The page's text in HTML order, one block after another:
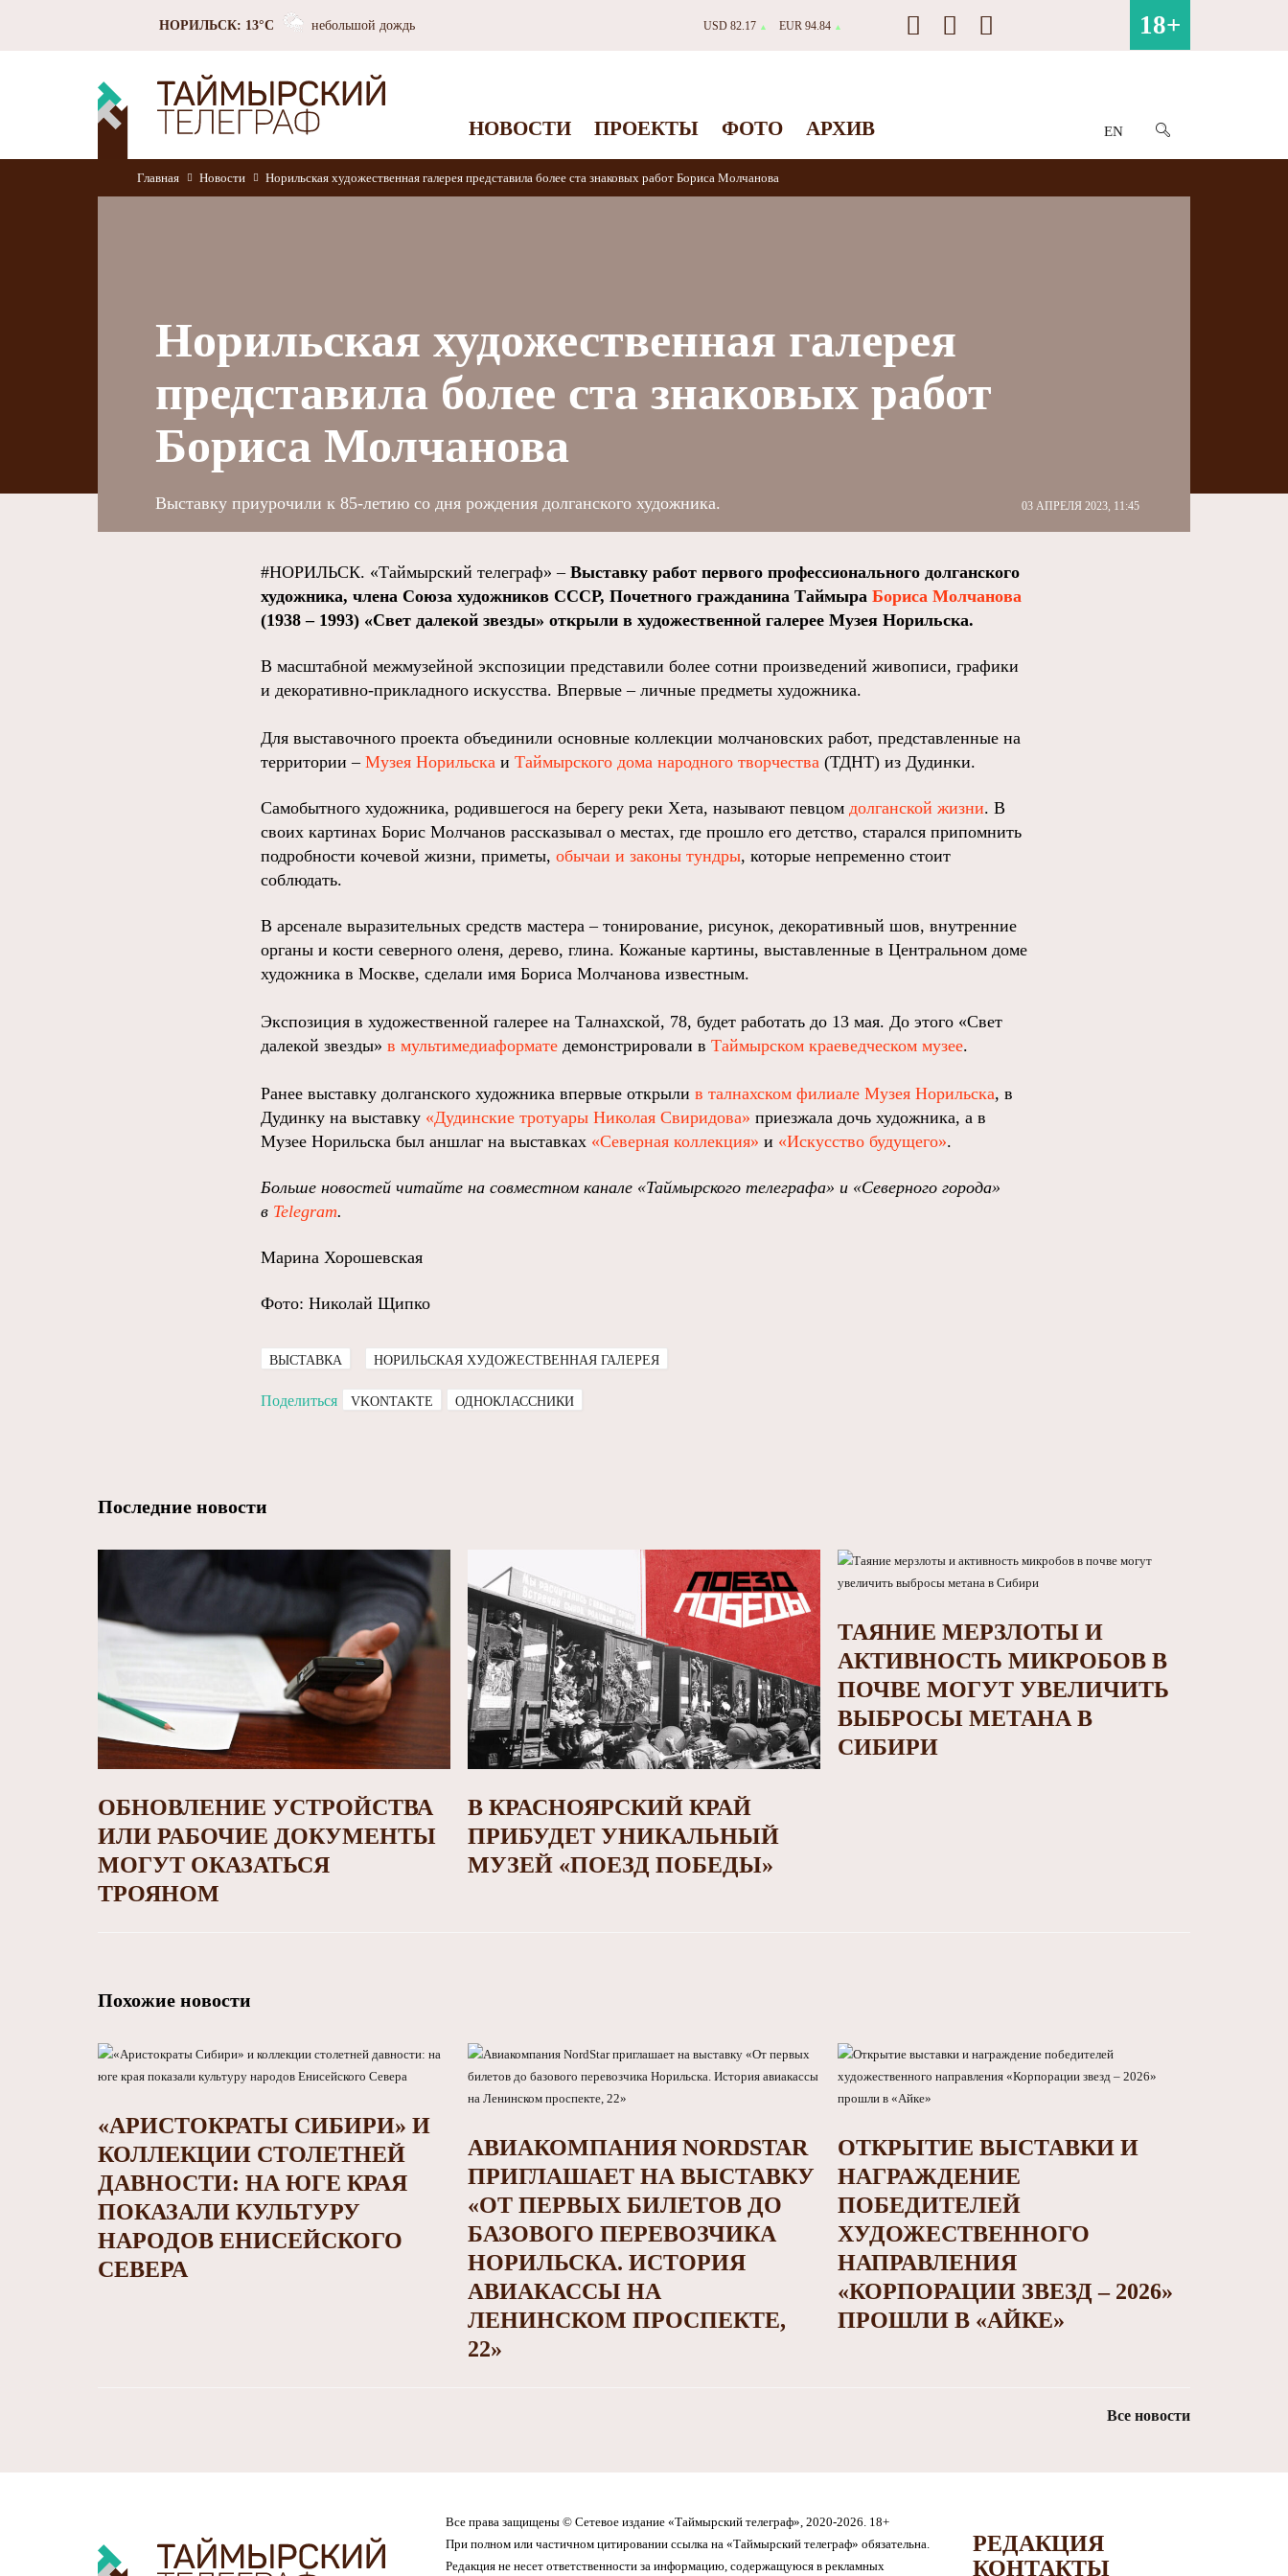
НОРИЛЬСК: 13°C небольшой дождь USD 82.17 ▲ EUR 94.84 ▲ 18+
НОВОСТИ ПРОЕКТЫ ФОТО АРХИВ EN
Главная Новости Норильская художественная галерея представила более ста знаковых работ Бориса Молчанова
Норильская художественная галерея
представила более ста знаковых работ
Бориса Молчанова
03 АПРЕЛЯ 2023, 11:45
Выставку приурочили к 85-летию со дня рождения долганского художника.
#НОРИЛЬСК. «Таймырский телеграф» – Выставку работ первого профессионального долганского
художника, члена Союза художников СССР, Почетного гражданина Таймыра Бориса Молчанова
(1938 – 1993) «Свет далекой звезды» открыли в художественной галерее Музея Норильска.
В масштабной межмузейной экспозиции представили более сотни произведений живописи, графики
и декоративно-прикладного искусства. Впервые – личные предметы художника.
Для выставочного проекта объединили основные коллекции молчановских работ, представленные на
территории – Музея Норильска и Таймырского дома народного творчества (ТДНТ) из Дудинки.
Самобытного художника, родившегося на берегу реки Хета, называют певцом долганской жизни. В
своих картинах Борис Молчанов рассказывал о местах, где прошло его детство, старался припомнить
подробности кочевой жизни, приметы, обычаи и законы тундры, которые непременно стоит
соблюдать.
В арсенале выразительных средств мастера – тонирование, рисунок, декоративный шов, внутренние
органы и кости северного оленя, дерево, глина. Кожаные картины, выставленные в Центральном доме
художника в Москве, сделали имя Бориса Молчанова известным.
Экспозиция в художественной галерее на Талнахской, 78, будет работать до 13 мая. До этого «Свет
далекой звезды» в мультимедиаформате демонстрировали в Таймырском краеведческом музее.
Ранее выставку долганского художника впервые открыли в талнахском филиале Музея Норильска, в
Дудинку на выставку «Дудинские тротуары Николая Свиридова» приезжала дочь художника, а в
Музее Норильска был аншлаг на выставках «Северная коллекция» и «Искусство будущего».
Больше новостей читайте на совместном канале «Таймырского телеграфа» и «Северного города»
в Telegram.
Марина Хорошевская
Фото: Николай Щипко
ВЫСТАВКА НОРИЛЬСКАЯ ХУДОЖЕСТВЕННАЯ ГАЛЕРЕЯ
Поделиться VKONTAKTE ОДНОКЛАССНИКИ
Последние новости
ОБНОВЛЕНИЕ УСТРОЙСТВА
ИЛИ РАБОЧИЕ ДОКУМЕНТЫ
МОГУТ ОКАЗАТЬСЯ
ТРОЯНОМ
В КРАСНОЯРСКИЙ КРАЙ
ПРИБУДЕТ УНИКАЛЬНЫЙ
МУЗЕЙ «ПОЕЗД ПОБЕДЫ»
ТАЯНИЕ МЕРЗЛОТЫ И
АКТИВНОСТЬ МИКРОБОВ В
ПОЧВЕ МОГУТ УВЕЛИЧИТЬ
ВЫБРОСЫ МЕТАНА В
СИБИРИ
Похожие новости
«АРИСТОКРАТЫ СИБИРИ» И
КОЛЛЕКЦИИ СТОЛЕТНЕЙ
ДАВНОСТИ: НА ЮГЕ КРАЯ
ПОКАЗАЛИ КУЛЬТУРУ
НАРОДОВ ЕНИСЕЙСКОГО
СЕВЕРА
АВИАКОМПАНИЯ NORDSTAR
ПРИГЛАШАЕТ НА ВЫСТАВКУ
«ОТ ПЕРВЫХ БИЛЕТОВ ДО
БАЗОВОГО ПЕРЕВОЗЧИКА
НОРИЛЬСКА. ИСТОРИЯ
АВИАКАССЫ НА
ЛЕНИНСКОМ ПРОСПЕКТЕ,
22»
ОТКРЫТИЕ ВЫСТАВКИ И
НАГРАЖДЕНИЕ
ПОБЕДИТЕЛЕЙ
ХУДОЖЕСТВЕННОГО
НАПРАВЛЕНИЯ
«КОРПОРАЦИИ ЗВЕЗД – 2026»
ПРОШЛИ В «АЙКЕ»
Все новости
Все права защищены © Сетевое издание «Таймырский телеграф», 2020-2026. 18+
При полном или частичном цитировании ссылка на «Таймырский телеграф» обязательна.
Редакция не несет ответственности за информацию, содержащуюся в рекламных
РЕДАКЦИЯ
КОНТАКТЫ